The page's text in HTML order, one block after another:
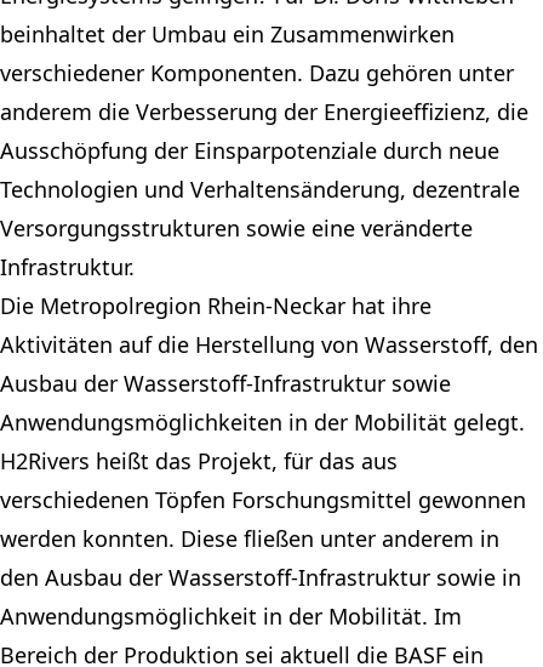
beinhaltet der Umbau ein Zusammenwirken
verschiedener Komponenten. Dazu gehören unter
anderem die Verbesserung der Energieeffizienz, die
Ausschöpfung der Einsparpotenziale durch neue
Technologien und Verhaltensänderung, dezentrale
Versorgungsstrukturen sowie eine veränderte
Infrastruktur.
Die Metropolregion Rhein-Neckar hat ihre
Aktivitäten auf die Herstellung von Wasserstoff, den
Ausbau der Wasserstoff-Infrastruktur sowie
Anwendungsmöglichkeiten in der Mobilität gelegt.
H2Rivers heißt das Projekt, für das aus
verschiedenen Töpfen Forschungsmittel gewonnen
werden konnten. Diese fließen unter anderem in
den Ausbau der Wasserstoff-Infrastruktur sowie in
Anwendungsmöglichkeit in der Mobilität. Im
Bereich der Produktion sei aktuell die BASF ein